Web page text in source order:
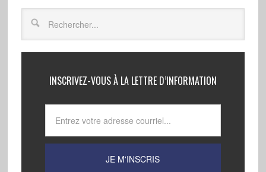
INSCRIVEZ-VOUS À LA LETTRE D’INFORMATION